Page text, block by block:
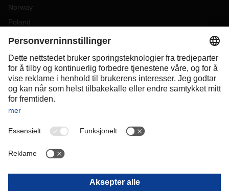
Norway
Poland
Portugal
Slovakia
Spain
Sweden
Switzerland
OCEANIA